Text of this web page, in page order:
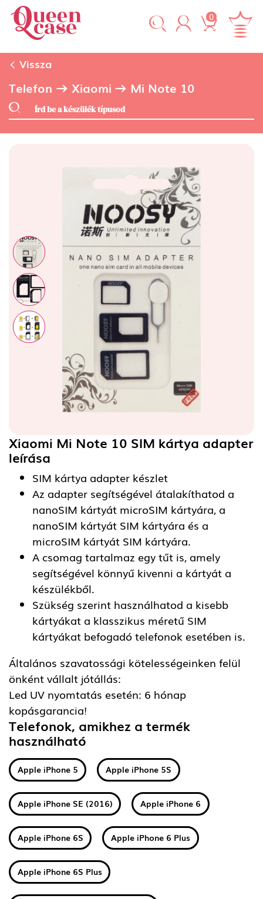
0
Vissza
Telefon Xiaomi Mi Note 10
Xiaomi Mi Note 10 SIM kártya adapter
leírása
SIM kártya adapter készlet
Az adapter segítségével átalakíthatod a
nanoSIM kártyát microSIM kártyára, a
nanoSIM kártyát SIM kártyára és a
microSIM kártyát SIM kártyára.
A csomag tartalmaz egy tűt is, amely
segítségével könnyű kivenni a kártyát a
készülékből.
Szükség szerint használhatod a kisebb
kártyákat a klasszikus méretű SIM
kártyákat befogadó telefonok esetében is.
Általános szavatossági kötelességeinken felül
önként vállalt jótállás:
Led UV nyomtatás esetén: 6 hónap
kopásgarancia!
Telefonok, amikhez a termék
használható
Apple iPhone 5 Apple iPhone 5S
Apple iPhone SE (2016) Apple iPhone 6
Apple iPhone 6S Apple iPhone 6 Plus
Apple iPhone 6S Plus